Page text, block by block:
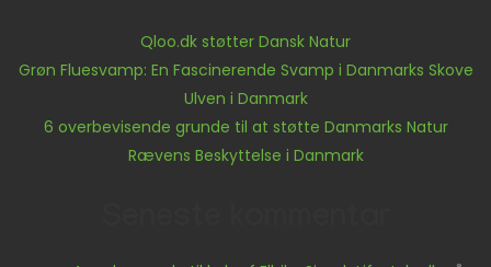
Qloo.dk støtter Dansk Natur
Grøn Fluesvamp: En Fascinerende Svamp i Danmarks Skove
Ulven i Danmark
6 overbevisende grunde til at støtte Danmarks Natur
Rævens Beskyttelse i Danmark